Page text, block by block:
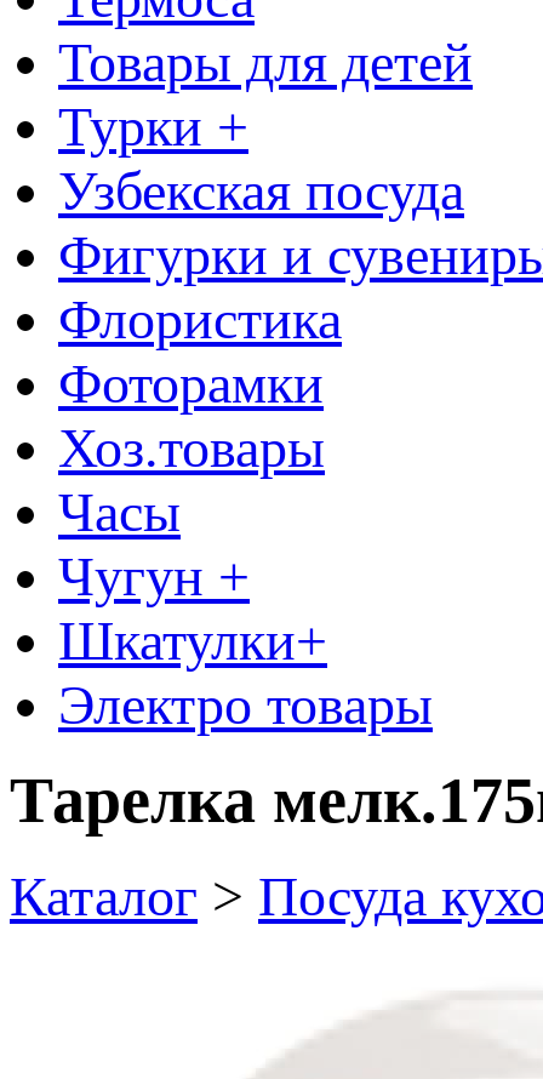
Товары для детей
Турки +
Узбекская посуда
Фигурки и
Флористика
Фоторамки
Хоз.товары
Часы
Чугун +
Шкатулки+
Электро товары
Тарелка
Каталог > Посуда